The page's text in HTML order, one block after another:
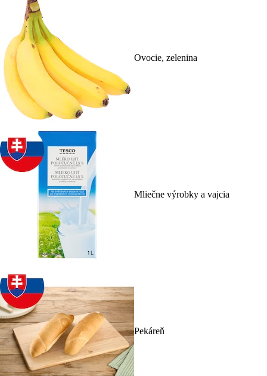
Ovocie, zelenina
Mliečne výrobky a vajcia
Pekáreň